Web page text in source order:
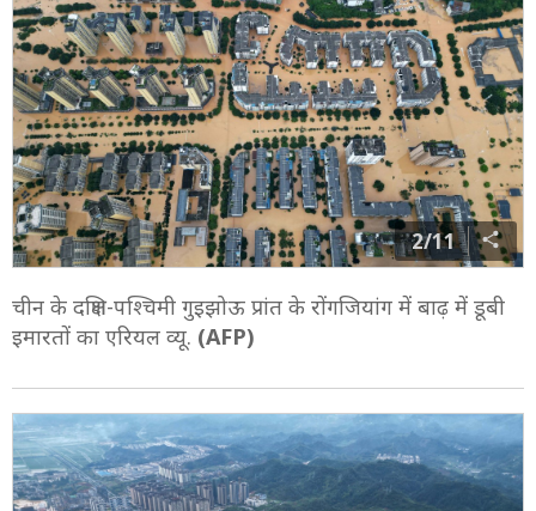
2/11
चीन के दक्षिण-पश्चिमी गुइझोऊ प्रांत के रोंगजियांग में बाढ़ में डूबी
इमारतों का एरियल व्यू. (AFP)